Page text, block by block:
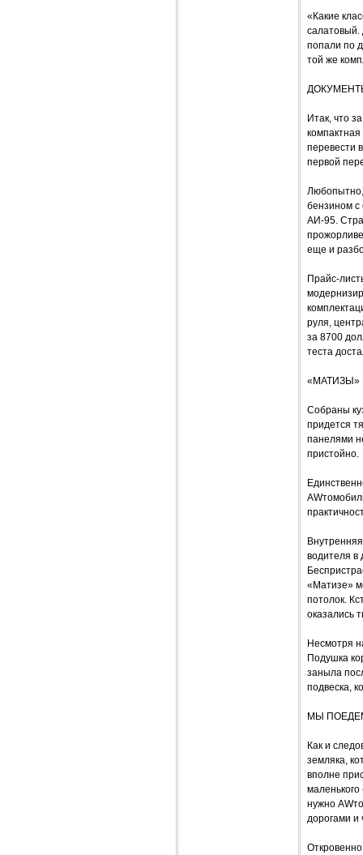
«Какие
салатовый.
попали по
той же
Итак, что
перевести
первой
Любопытно,
бензином с
АИ-95.
еще и
Прайс-
руля,
за 8700
теста
Собраны
придется
панелями
пристойно.
водителя в
«Матизе»
потолок.
оказались
Несмотря
Подушка
заныла
подвеска,
МЫ
Как и
земляка,
вполне
нужно
дорогами и